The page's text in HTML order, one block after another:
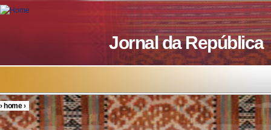
Skip to main content
Jornal da República
You are here
›home›